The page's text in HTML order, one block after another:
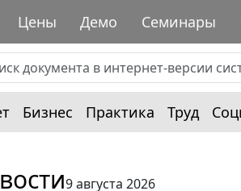
Цены Демо Семинары
Бизнес Практика Труд
9 августа 2026